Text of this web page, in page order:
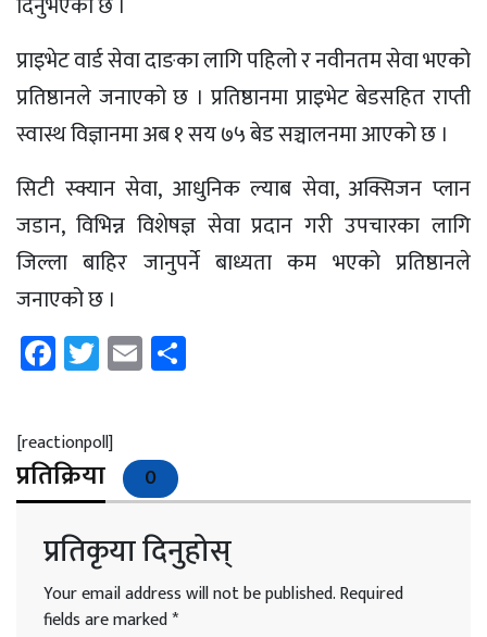
प्राइभेट वार्ड सेवा दाङका लागि पहिलो र नवीनतम सेवा भएको
प्रतिष्ठानले जनाएको छ । प्रतिष्ठानमा प्राइभेट बेडसहित राप्ती
स्वास्थ विज्ञानमा अब १ सय ७५ बेड सञ्चालनमा आएको छ ।
सिटी स्क्यान सेवा, आधुनिक ल्याब सेवा, अक्सिजन प्लान
जडान, विभिन्न विशेषज्ञ सेवा प्रदान गरी उपचारका लागि
जिल्ला बाहिर जानुपर्ने बाध्यता कम भएको प्रतिष्ठानले
जनाएको छ ।
Facebook
Twitter
Email
[reactionpoll]
प्रतिक्रिया 0
प्रतिकृया दिनुहोस्
Your email address will not be published.Required
fields are marked*